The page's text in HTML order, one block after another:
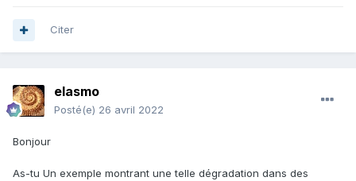
Citer
elasmo
Posté(e) 26 avril 2022
Bonjour
As-tu Un exemple montrant une telle dégradation dans des